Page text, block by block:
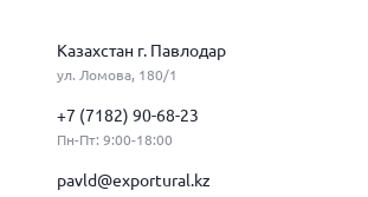
Казахстан г. Павлодар
ул. Ломова, 180/1
+7 (7182) 90-68-23
Пн-Пт: 9:00-18:00
pavld@exportural.kz